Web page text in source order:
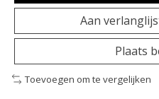
Aan
Plaats
Toevoegen om te vergelijken